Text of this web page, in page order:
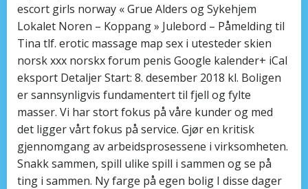
escort girls norway « Grue Alders og Sykehjem
Lokalet Noren – Koppang » Julebord – Påmelding til
Tina tlf. erotic massage map sex i utesteder skien
norsk xxx norskx forum penis Google kalender+ iCal
eksport Detaljer Start: 8. desember 2018 kl. Boligen
er sannsynligvis fundamentert til fjell og fylte
masser. Vi har stort fokus på våre kunder og med
det ligger vårt fokus på service. Gjør en kritisk
gjennomgang av arbeidsprosessene i virksomheten.
Snakk sammen, spill ulike spill i sammen og se på
ting i sammen. Ny farge på egen bolig I disse dager